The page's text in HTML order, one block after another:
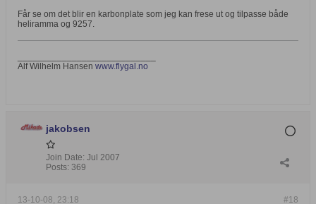
Får se om det blir en karbonplate som jeg kan frese ut og tilpasse både
heliramma og 9257.
Alf Wilhelm Hansen www.flygal.no
jakobsen
Join Date: Jul 2007
Posts: 369
#18
13-10-08, 23:18